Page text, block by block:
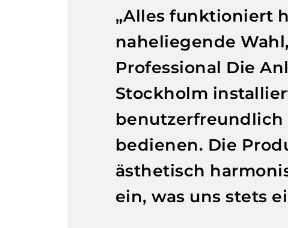
„Alles funktioniert
naheliegende
Professional Die
Stockholm
benutzerfreundlich
bedienen. Die
ästhetisch
ein, was uns stets